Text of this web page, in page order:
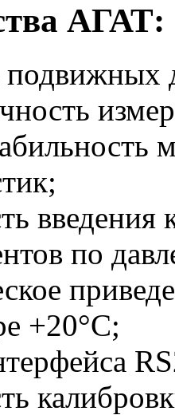
АГАТ:
подвижных
по
+20°С;